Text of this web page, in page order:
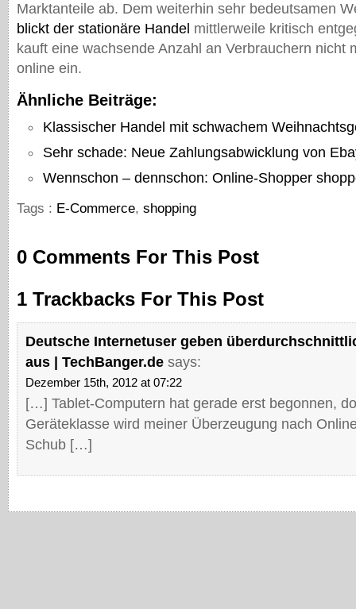
Marktanteile ab. Dem weiterhin sehr bedeutsamen
blickt der stationäre Handel mittlerweile kritisch
kauft eine wachsende Anzahl an Verbrauchern nicht
online ein.
Ähnliche Beiträge:
Klassischer Handel mit schwachem
Sehr schade: Neue Zahlungsabwicklung von
Wennschon – dennschon: Online-Shopper
Tags : E-Commerce, shopping
0 Comments For This Post
1 Trackbacks For This Post
Deutsche Internetuser geben
aus | TechBanger.de says:
Dezember 15th, 2012 at 07:22
[…] Tablet-Computern hat gerade erst begonnen,
Geräteklasse wird meiner Überzeugung nach
Schub […]